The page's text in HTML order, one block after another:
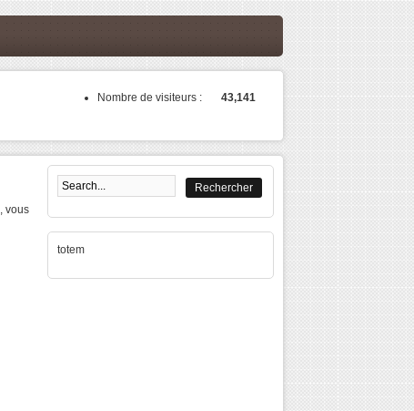
Nombre de visiteurs : 43,141
, vous
Formulaire de recherche
totem